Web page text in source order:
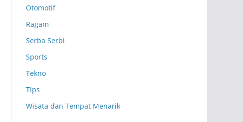
Otomotif
Ragam
Serba Serbi
Sports
Tekno
Tips
Wisata dan Tempat Menarik